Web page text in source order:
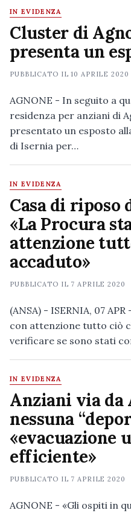
IN EVIDENZA
Cluster di
presenta un
PUBBLICATO IL10 APRILE 2020
AGNONE - In seguito a
residenza per anziani di
presentato un esposto
di Isernia per…
IN EVIDENZA
Casa di riposo
«La Procura
attenzione
accaduto»
PUBBLICATO IL 7 APRILE 2020
(ANSA) - ISERNIA, 07
con attenzione tutto ciò
verificare se sono stati
IN EVIDENZA
Anziani via da
nessuna
«evacuazione
efficiente»
PUBBLICATO IL 7 APRILE 2020
AGNONE - «Gli ospiti in